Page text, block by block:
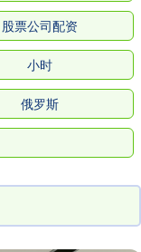
股票公司配资
小时
俄罗斯